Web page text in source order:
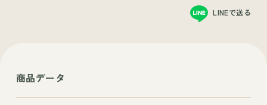
LINEで送る
商品データ